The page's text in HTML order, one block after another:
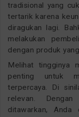
tradisional yang
tertarik karena
diragukan lagi.
melakukan
dengan produk
Melihat tingginya
penting untuk
terpercaya. Di
relevan.
ditawarkan, Anda